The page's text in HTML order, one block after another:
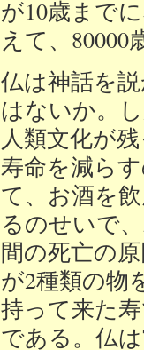
が10歳まで
えて、
仏は神話を
はないか。
人類文化が
寿命を減ら
て、お酒を
るのせいで
間の死亡の
が2種類の物
持って来た
である。仏